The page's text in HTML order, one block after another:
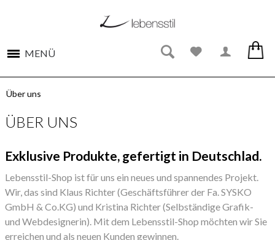
MENÜ
Über uns
ÜBER UNS
Exklusive Produkte, gefertigt in Deutschlad.
Lebensstil-Shop ist für uns ein neues und spannendes Projekt.
Wir, das sind Klaus Richter (Geschäftsführer der Fa. SYSKO
GmbH & Co.KG) und Kristina Richter (Selbständige Grafik-
und Webdesignerin). Mit dem Lebensstil-Shop möchten wir Sie
erreichen und als neuen Kunden gewinnen.